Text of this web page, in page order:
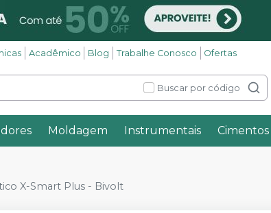
Acadêmico Blog Trabalhe Conosco Ofertas
Buscar por código
Moldagem Instrumentais Cimentos
X-Smart Plus - Bivolt